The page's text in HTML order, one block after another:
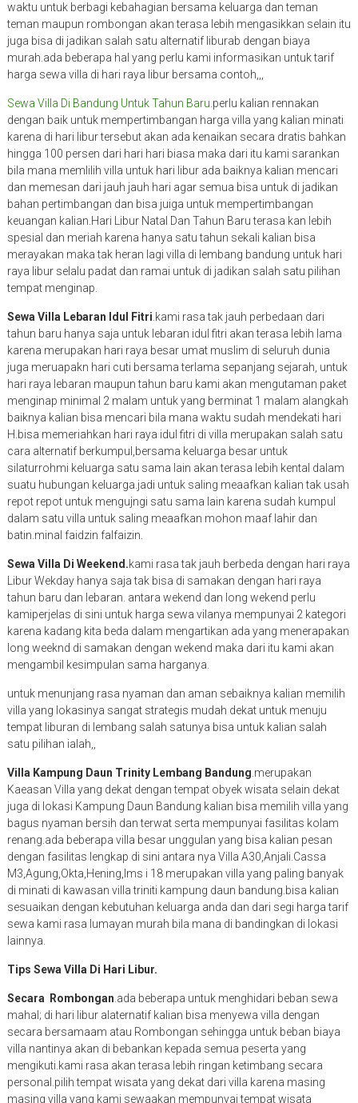
waktu untuk berbagi kebahagian bersama keluarga dan teman
teman maupun rombongan akan terasa lebih mengasikkan selain itu
juga bisa di jadikan salah satu alternatif liburab dengan biaya
murah.ada beberapa hal yang perlu kami informasikan untuk tarif
harga sewa villa di hari raya libur bersama contoh,,,
Sewa Villa Di Bandung Untuk Tahun Baru.perlu kalian rennakan
dengan baik untuk mempertimbangan harga villa yang kalian minati
karena di hari libur tersebut akan ada kenaikan secara dratis bahkan
hingga 100 persen dari hari hari biasa maka dari itu kami sarankan
bila mana memlilih villa untuk hari libur ada baiknya kalian mencari
dan memesan dari jauh jauh hari agar semua bisa untuk di jadikan
bahan pertimbangan dan bisa juiga untuk mempertimbangan
keuangan kalian.Hari Libur Natal Dan Tahun Baru terasa kan lebih
spesial dan meriah karena hanya satu tahun sekali kalian bisa
merayakan maka tak heran lagi villa di lembang bandung untuk hari
raya libur selalu padat dan ramai untuk di jadikan salah satu pilihan
tempat menginap.
Sewa Villa Lebaran Idul Fitri.kami rasa tak jauh perbedaan dari
tahun baru hanya saja untuk lebaran idul fitri akan terasa lebih lama
karena merupakan hari raya besar umat muslim di seluruh dunia
juga meruapakn hari cuti bersama terlama sepanjang sejarah, untuk
hari raya lebaran maupun tahun baru kami akan mengutaman paket
menginap minimal 2 malam untuk yang berminat 1 malam alangkah
baiknya kalian bisa mencari bila mana waktu sudah mendekati hari
H.bisa memeriahkan hari raya idul fitri di villa merupakan salah satu
cara alternatif berkumpul,bersama keluarga besar untuk
silaturrohmi keluarga satu sama lain akan terasa lebih kental dalam
suatu hubungan keluarga.jadi untuk saling meaafkan kalian tak usah
repot repot untuk mengujngi satu sama lain karena sudah kumpul
dalam satu villa untuk saling meaafkan mohon maaf lahir dan
batin.minal faidzin falfaizin.
Sewa Villa Di Weekend.kami rasa tak jauh berbeda dengan hari raya
Libur Wekday hanya saja tak bisa di samakan dengan hari raya
tahun baru dan lebaran. antara wekend dan long wekend perlu
kamiperjelas di sini untuk harga sewa vilanya mempunyai 2 kategori
karena kadang kita beda dalam mengartikan ada yang menerapakan
long weeknd di samakan dengan wekend maka dari itu kami akan
mengambil kesimpulan sama harganya.
untuk menunjang rasa nyaman dan aman sebaiknya kalian memilih
villa yang lokasinya sangat strategis mudah dekat untuk menuju
tempat liburan di lembang salah satunya bisa untuk kalian salah
satu pilihan ialah,,
Villa Kampung Daun Trinity Lembang Bandung.merupakan
Kaeasan Villa yang dekat dengan tempat obyek wisata selain dekat
juga di lokasi Kampung Daun Bandung kalian bisa memilih villa yang
bagus nyaman bersih dan terwat serta mempunyai fasilitas kolam
renang.ada beberapa villa besar unggulan yang bisa kalian pesan
dengan fasilitas lengkap di sini antara nya Villa A30,Anjali.Cassa
M3,Agung,Okta,Hening,Ims i 18 merupakan villa yang paling banyak
di minati di kawasan villa triniti kampung daun bandung.bisa kalian
sesuaikan dengan kebutuhan keluarga anda dan dari segi harga tarif
sewa kami rasa lumayan murah bila mana di bandingkan di lokasi
lainnya.
Tips Sewa Villa Di Hari Libur.
Secara Rombongan.ada beberapa untuk menghidari beban sewa
mahal; di hari libur alaternatif kalian bisa menyewa villa dengan
secara bersamaam atau Rombongan sehingga untuk beban biaya
villa nantinya akan di bebankan kepada semua peserta yang
mengikuti.kami rasa akan terasa lebih ringan ketimbang secara
personal.pilih tempat wisata yang dekat dari villa karena masing
masing villa yang kami sewaakan mempunyai tempat wisata